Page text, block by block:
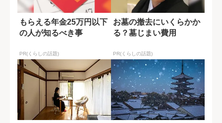
もらえる年金25万円以下
の人が知るべき事
PR(くらしの話題)
お墓の撤去にいくらかか
る？墓じまい費用
PR(くらしの話題)